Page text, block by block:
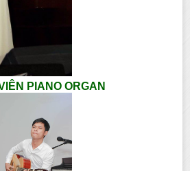
PIANO ORGAN